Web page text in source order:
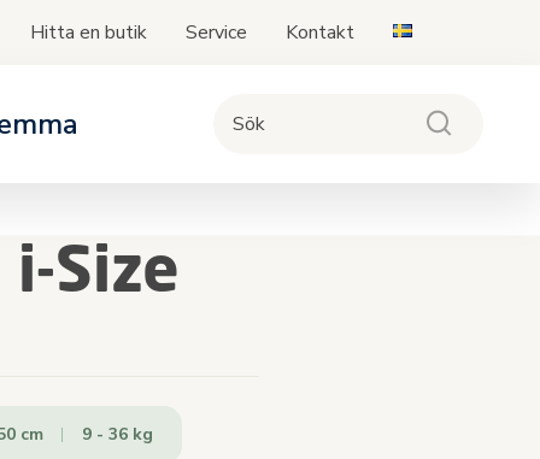
Hitta en butik Service
Kontakt
för baser
barnvagnar
Size
cm
9 - 36 kg